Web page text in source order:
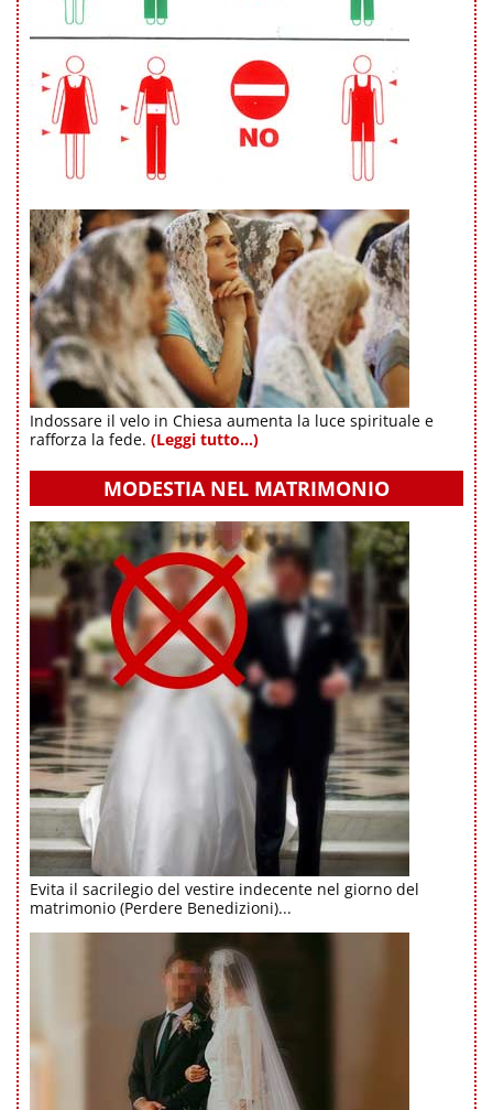
Indossare il velo in Chiesa aumenta la luce spirituale e
rafforza la fede. (Leggi tutto...)
MODESTIA NEL MATRIMONIO
Evita il sacrilegio del vestire indecente nel giorno del
matrimonio (Perdere Benedizioni)...